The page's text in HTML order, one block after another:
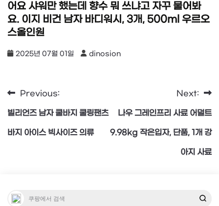
어요 샤워만 했는데 향수 뭐 쓰냐고 자꾸 물어봐
요. 이지 비건 남자 바디워시, 3개, 500ml 우르오
스올인원
2025년 07월 01일 dinosion
글
탐
Previous:
빌리언즈 남자 쿨바지 쿨링팬츠
바지 아이스 빅사이즈 의류
Next:
나우 그레인프리 사료 어덜트
9.98kg 작은입자, 단품, 1개 강
아지 사료